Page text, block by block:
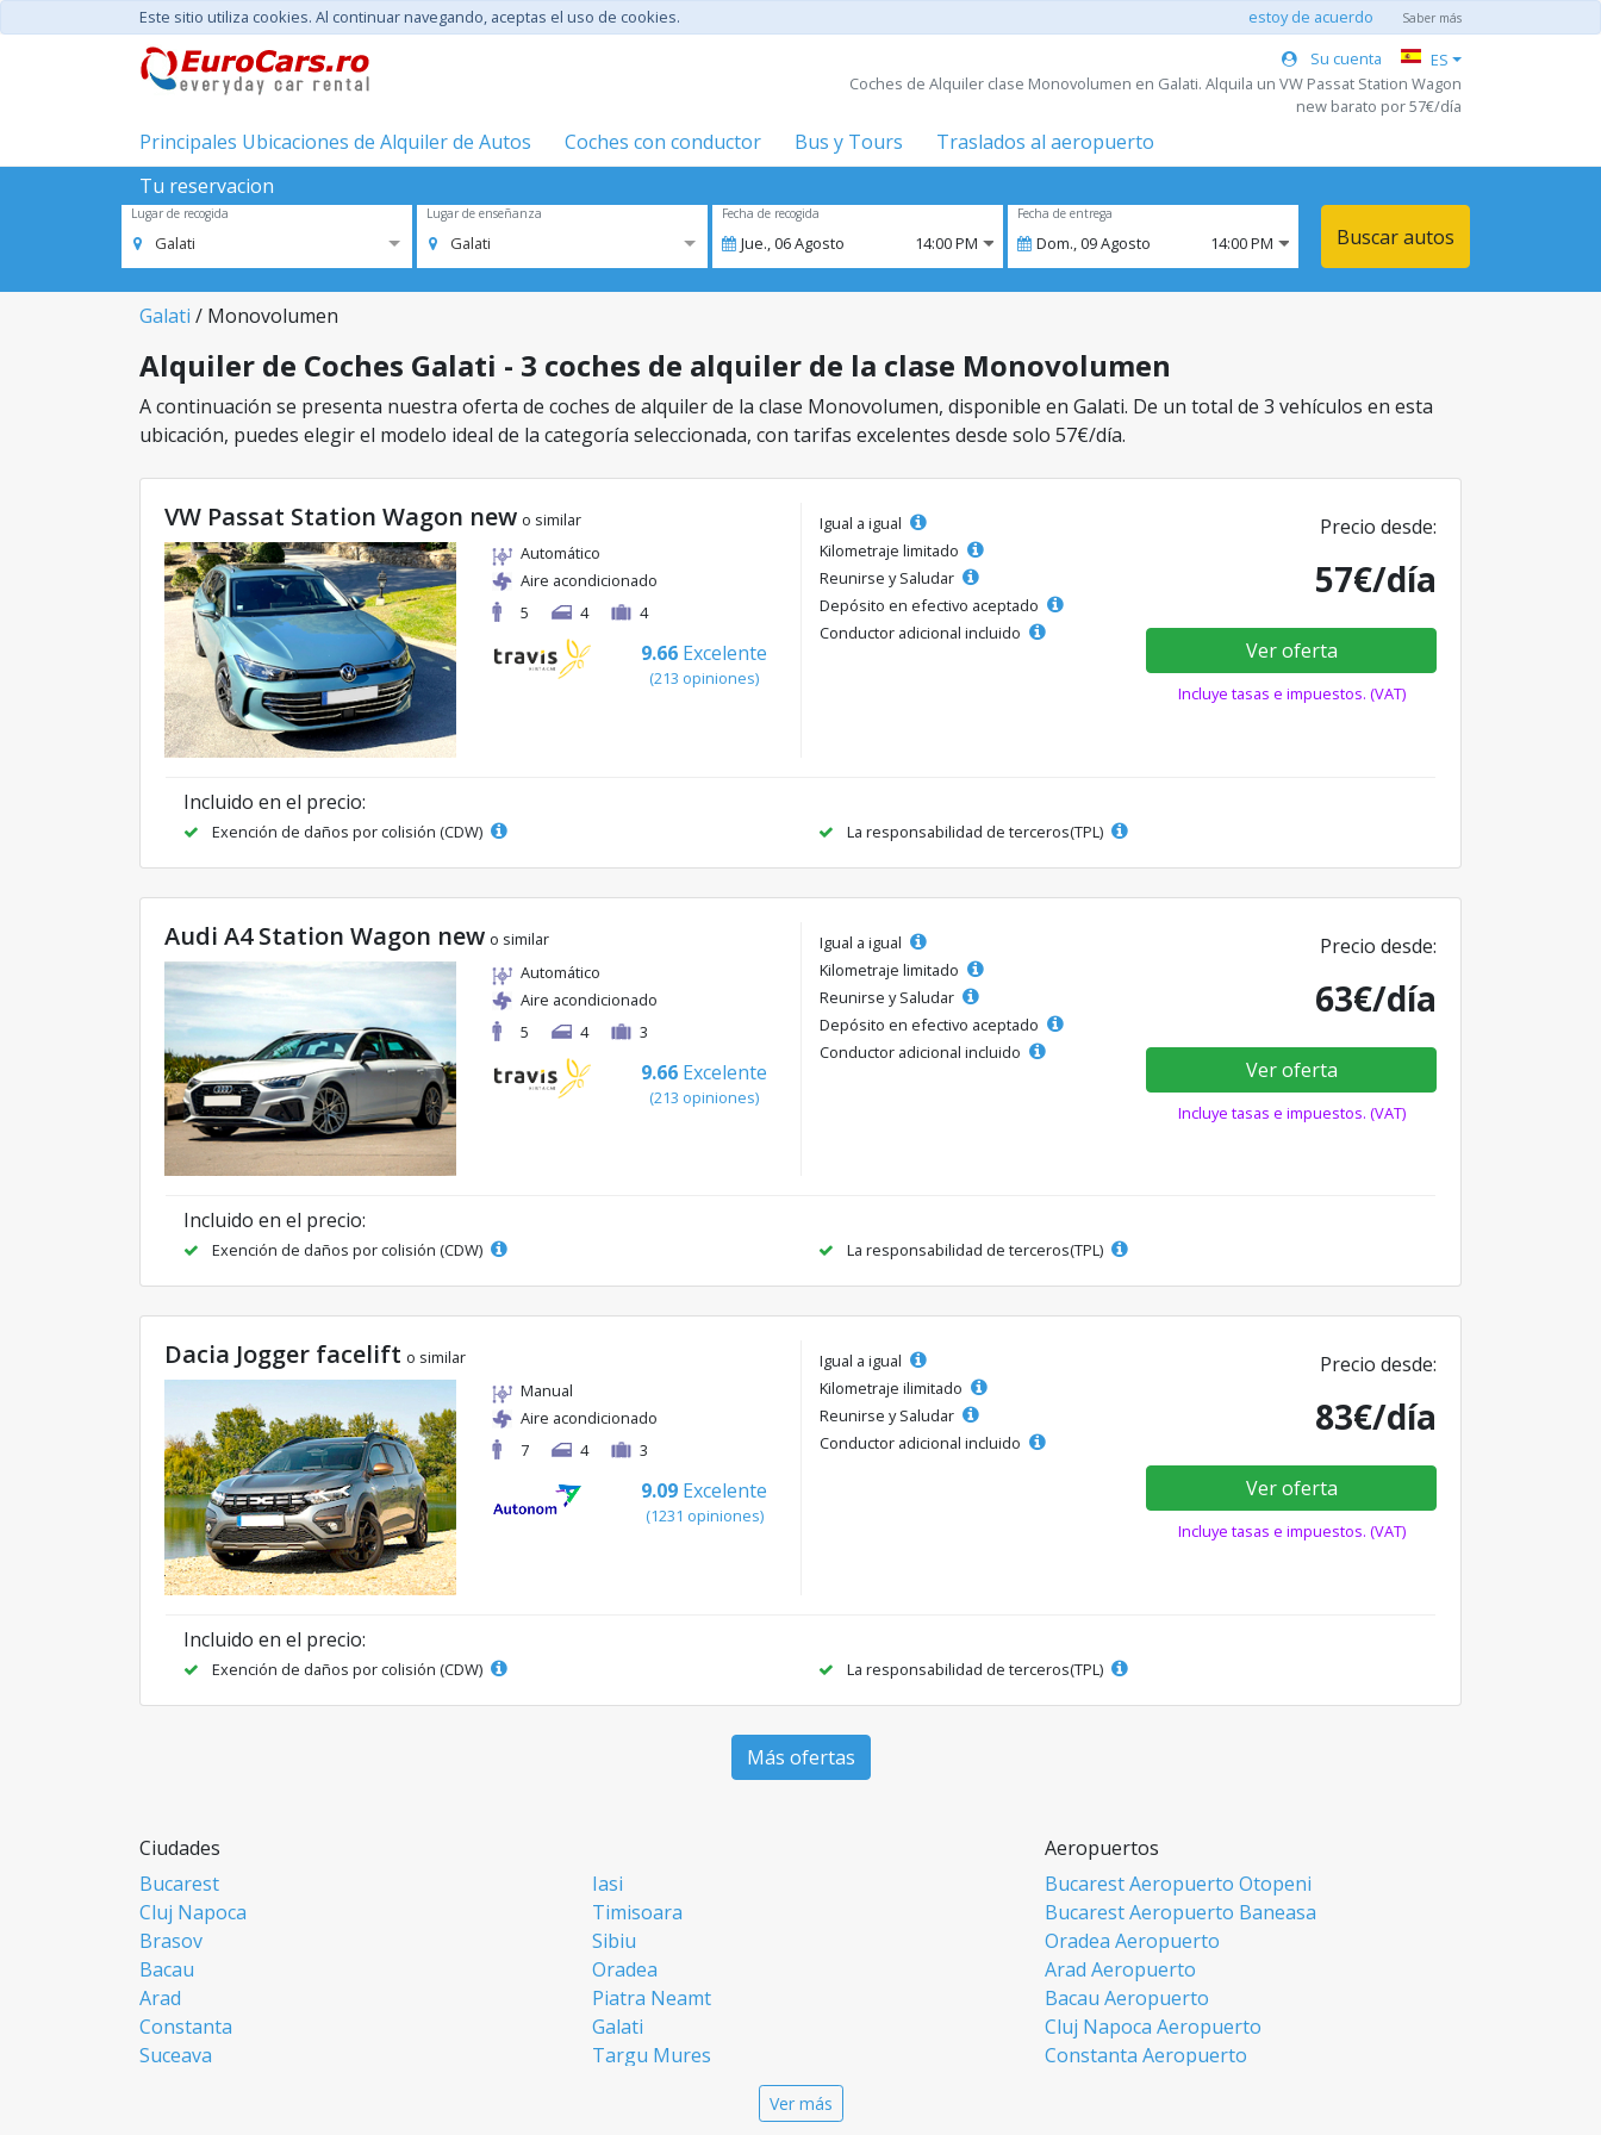
Este sitio utiliza cookies. Al continuar navegando, aceptas el uso de cookies. estoy de acuerdo Saber más
Su cuenta
ES
Coches de Alquiler clase Monovolumen en Galati. Alquila un VW Passat Station Wagon
new barato por 57€/día
Principales Ubicaciones de Alquiler de Autos Coches con conductor Bus y Tours
Traslados al aeropuerto
Tu reservacion
Lugar de recogida
Galati
Lugar de enseñanza
Galati
Fecha de recogida
Jue.,06Agosto 14:00 PM
Fecha de entrega
Dom.,09Agosto 14:00 PM Buscar autos
Galati / Monovolumen
Alquiler de Coches Galati - 3 coches de alquiler de la clase Monovolumen
A continuación se presenta nuestra oferta de coches de alquiler de la clase Monovolumen, disponible en Galati. De un total de 3 vehículos en esta
ubicación, puedes elegir el modelo ideal de la categoría seleccionada, con tarifas excelentes desde solo 57€/día.
VW Passat Station Wagon new o similar
Automático
Aire acondicionado
5
4 4
9.66 Excelente
(213 opiniones)
Igual a igual
Kilometraje limitado
Reunirse y Saludar
Depósito en efectivo aceptado
Conductor adicional incluido
Precio desde:
57€/día
Ver oferta
Incluye tasas e impuestos. (VAT)
Incluido en el precio:
Exención de daños por colisión (CDW) La responsabilidad de terceros(TPL)
Audi A4 Station Wagon new o similar
Automático
Aire acondicionado
5
4 3
9.66 Excelente
(213 opiniones)
Igual a igual
Kilometraje limitado
Reunirse y Saludar
Depósito en efectivo aceptado
Conductor adicional incluido
Precio desde:
63€/día
Ver oferta
Incluye tasas e impuestos. (VAT)
Incluido en el precio:
Exención de daños por colisión (CDW) La responsabilidad de terceros(TPL)
Dacia Jogger facelift o similar
Manual
Aire acondicionado
7
4 3
9.09 Excelente
(1231 opiniones)
Igual a igual
Kilometraje ilimitado
Reunirse y Saludar
Conductor adicional incluido
Precio desde:
83€/día
Ver oferta
Incluye tasas e impuestos. (VAT)
Incluido en el precio:
Exención de daños por colisión (CDW) La responsabilidad de terceros(TPL)
Más ofertas
Ciudades
Bucarest
Iasi
Cluj Napoca
Timisoara
Brasov
Sibiu
Bacau
Oradea
Arad
Piatra Neamt
Constanta
Galati
Suceava
Targu Mures
Aeropuertos
Bucarest Aeropuerto Otopeni
Bucarest Aeropuerto Baneasa
Oradea Aeropuerto
Arad Aeropuerto
Bacau Aeropuerto
Cluj Napoca Aeropuerto
Constanta Aeropuerto
Ver más